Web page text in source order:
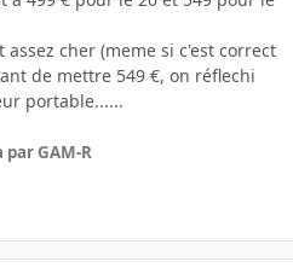
cher (meme si c'est correct
de mettre 549 €, on réflechi
portable......
par GAM-R